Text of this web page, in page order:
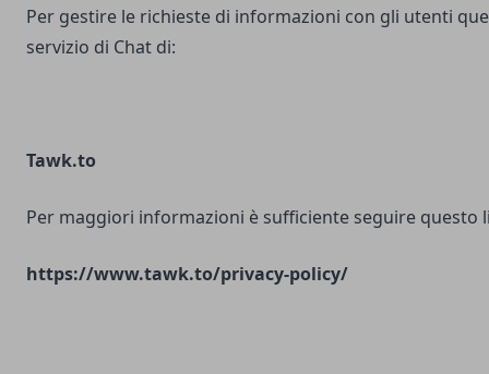
Per gestire le richieste di informazioni con gli utenti
servizio di Chat di:
Tawk.to
Per maggiori informazioni è sufficiente seguire questo
https://www.tawk.to/privacy-policy/